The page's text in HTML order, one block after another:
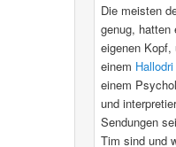
Die meisten
genug, hatten
eigenen Kopf,
einem
einem
und
Sendungen
Tim sind und